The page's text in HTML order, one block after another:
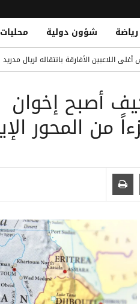
رياضة شؤون دولية محليات
اللاعبين الأفارقة بانتقاله لريال مدريد
في التاريخ.. تعرف على القائمة الكاملة
Yemeni National Fatally
أصبح إخوان
المحور